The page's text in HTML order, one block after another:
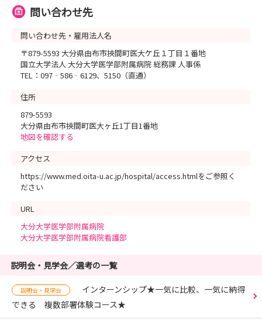
問い合わせ先
問い合わせ先・雇用法人名
〒879-5593 大分県由布市挾間町医大ケ丘１丁目１番地
国立大学法人 大分大学医学部附属病院 総務課 人事係
TEL：097‐586‐6129、5150（直通）
住所
879-5593
大分県由布市挾間町医大ヶ丘1丁目1番地
地図を確認する
アクセス
https://www.med.oita-u.ac.jp/hospital/access.htmlをご参照く
ださい
URL
大分大学医学部附属病院
大分大学医学部附属病院看護部
説明会・見学会／選考の一覧
説明会・見学会
インターンシップ★一気に比較、一気に納得
できる 複数部署体験コース★